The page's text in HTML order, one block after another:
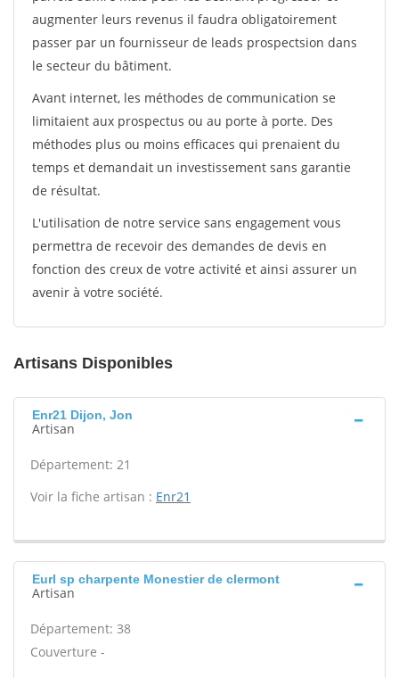
augmenter leurs revenus il faudra obligatoirement
passer par un fournisseur de leads prospectsion dans
le secteur du bâtiment.
Avant internet, les méthodes de communication se
limitaient aux prospectus ou au porte à porte. Des
méthodes plus ou moins efficaces qui prenaient du
temps et demandait un investissement sans garantie
de résultat.
L'utilisation de notre service sans engagement vous
permettra de recevoir des demandes de devis en
fonction des creux de votre activité et ainsi assurer un
avenir à votre société.
Artisans Disponibles
Enr21 Dijon, Jon
Artisan
Département: 21
Voir la fiche artisan : Enr21
Eurl sp charpente Monestier de clermont
Artisan
Département: 38
Couverture -